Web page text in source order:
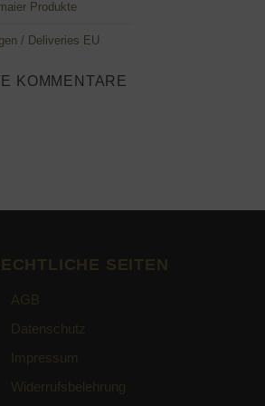
Produkte
/ Deliveries EU
KOMMENTARE
SEITEN
AGB
Datenschutz
Impressum
Widerrufsbelehrung